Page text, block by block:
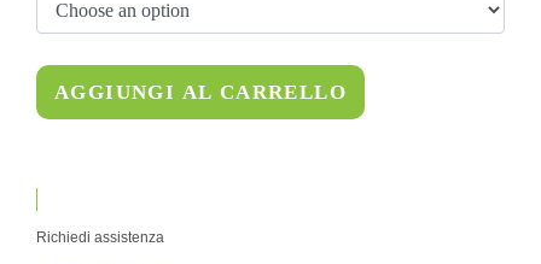
AGGIUNGI AL CARRELLO
Richiedi assistenza